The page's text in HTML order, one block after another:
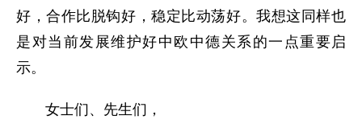
好，合作比脱钩好，稳定比动荡好。我想这同样也
是对当前发展维护好中欧中德关系的一点重要启
示。
女士们、先生们 ，